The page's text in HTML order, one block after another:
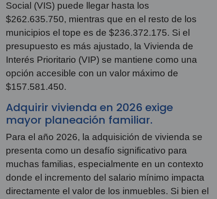
Social (VIS) puede llegar hasta los
$262.635.750, mientras que en el resto de los
municipios el tope es de $236.372.175. Si el
presupuesto es más ajustado, la Vivienda de
Interés Prioritario (VIP) se mantiene como una
opción accesible con un valor máximo de
$157.581.450.
Adquirir vivienda en 2026 exige
mayor planeación familiar.
Para el año 2026, la adquisición de vivienda se
presenta como un desafío significativo para
muchas familias, especialmente en un contexto
donde el incremento del salario mínimo impacta
directamente el valor de los inmuebles. Si bien el